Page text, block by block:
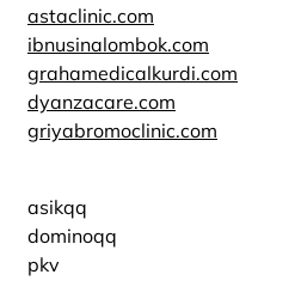
astaclinic.com
ibnusinalombok.com
grahamedicalkurdi.com
dyanzacare.com
griyabromoclinic.com
asikqq
dominoqq
pkv